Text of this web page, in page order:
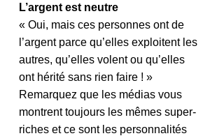
L’argent est neutre
« Oui, mais ces personnes ont de
l’argent parce qu’elles exploitent les
autres, qu’elles volent ou qu’elles
ont hérité sans rien faire ! »
Remarquez que les médias vous
montrent toujours les mêmes super-
riches et ce sont les personnalités